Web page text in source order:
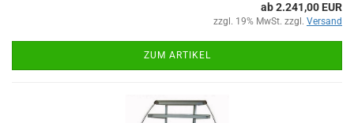
ab 2.241,00 EUR
zzgl. 19% MwSt. zzgl. Versand
ZUM ARTIKEL